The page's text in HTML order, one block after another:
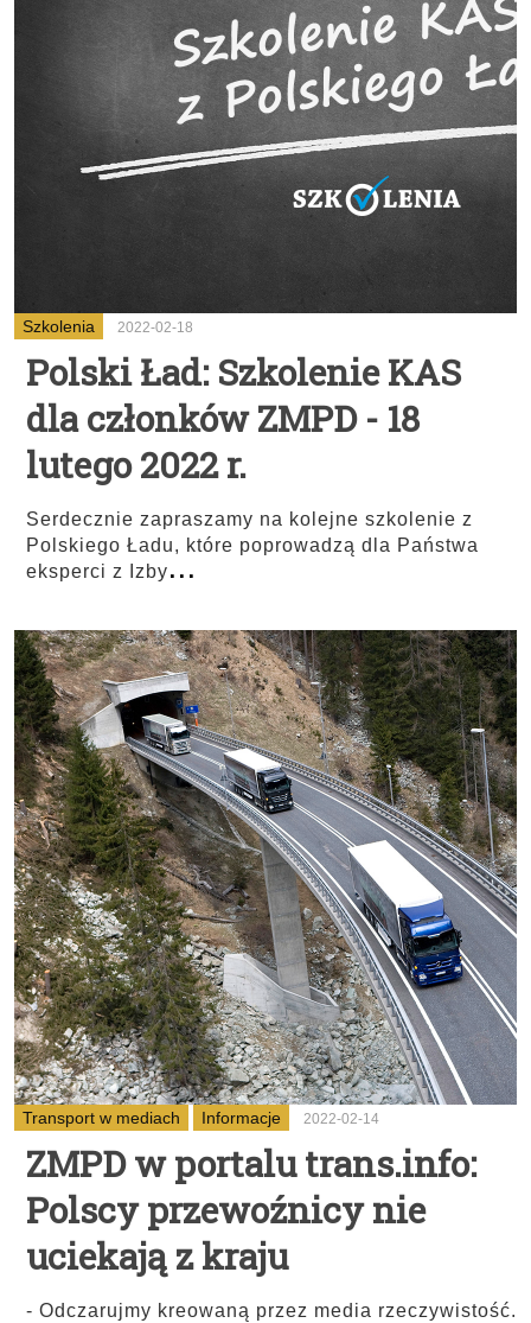
Szkolenia 2022-02-18
Polski Ład: Szkolenie KAS
dla członków ZMPD - 18
lutego 2022 r.
Serdecznie zapraszamy na kolejne szkolenie z
Polskiego Ładu, które poprowadzą dla Państwa
eksperci z Izby...
Transport w mediach Informacje 2022-02-14
ZMPD w portalu trans.info:
Polscy przewoźnicy nie
uciekają z kraju
- Odczarujmy kreowaną przez media rzeczywistość.